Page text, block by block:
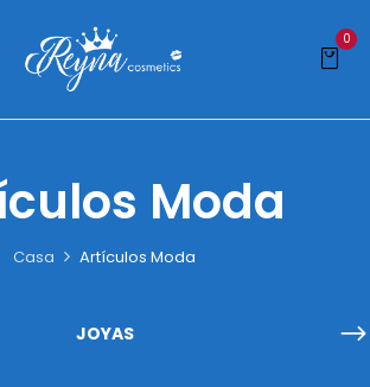
0
Moda
Casa Artículos Moda
JOYAS